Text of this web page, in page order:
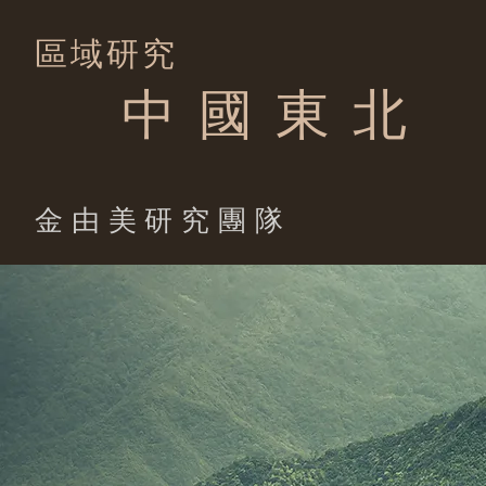
區域研究
中 國 東 北
​金由美研究團隊